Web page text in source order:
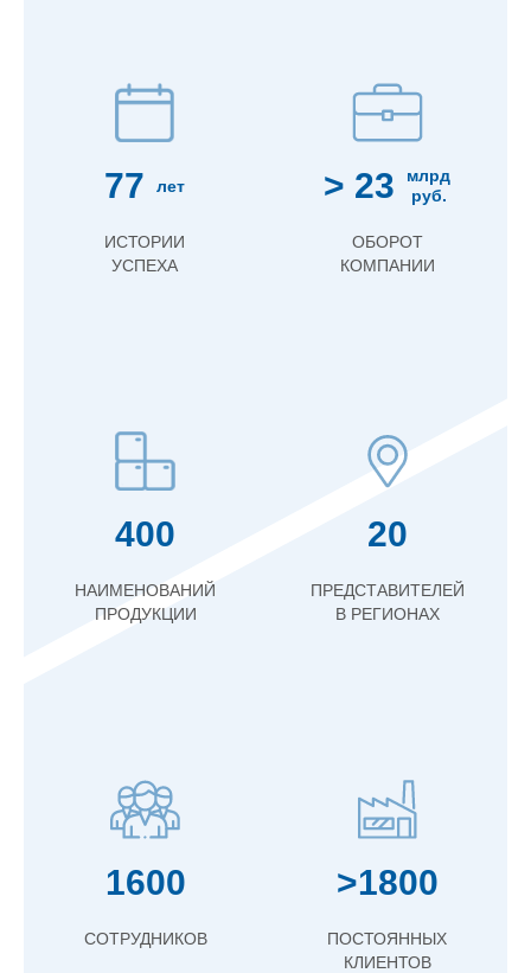
77 лет
ИСТОРИИ
УСПЕХА
> 23
млрд
руб.
ОБОРОТ
КОМПАНИИ
400
НАИМЕНОВАНИЙ
ПРОДУКЦИИ
20
ПРЕДСТАВИТЕЛЕЙ
В РЕГИОНАХ
1600
СОТРУДНИКОВ
>1800
ПОСТОЯННЫХ
КЛИЕНТОВ